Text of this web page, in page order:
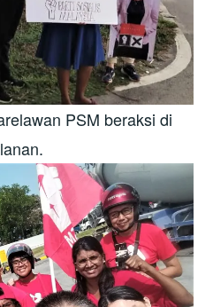
PSM beraksi di